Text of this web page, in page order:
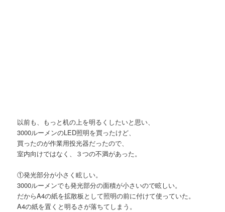
以前も、もっと机の上を明るくしたいと思い、
3000ルーメンのLED照明を買ったけど、
買ったのが作業用投光器だったので、
室内向けではなく、３つの不満があった。
①発光部分が小さく眩しい。
3000ルーメンでも発光部分の面積が小さいので眩しい。
だからA4の紙を拡散板として照明の前に付けて使っていた。
A4の紙を置くと明るさが落ちてしまう。